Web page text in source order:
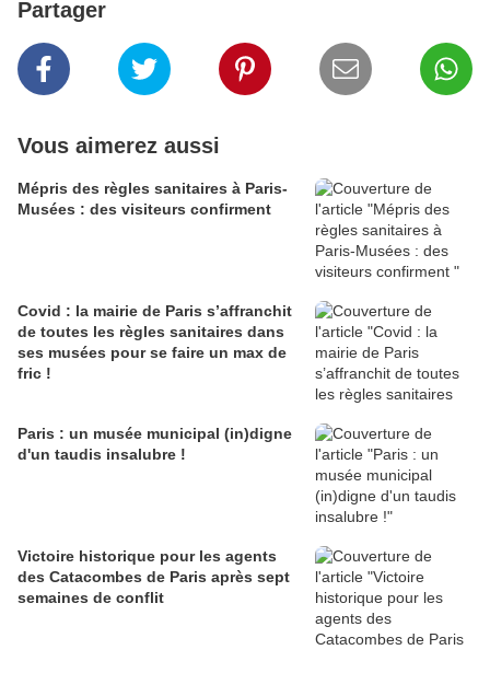
Partager
Vous aimerez aussi
Mépris des règles sanitaires à Paris-
Musées : des visiteurs confirment
Covid : la mairie de Paris s’affranchit
de toutes les règles sanitaires dans
ses musées pour se faire un max de
fric !
Paris : un musée municipal (in)digne
d'un taudis insalubre !
Victoire historique pour les agents
des Catacombes de Paris après sept
semaines de conflit